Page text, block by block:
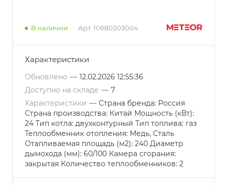
В наличии Арт. 10680203004
Характеристики
Обновлено — 12.02.2026 12:55:36
Доступно на складе — 7
Характеристики — Страна бренда: Россия
Страна производства: Китай Мощность (кВт):
24 Тип котла: двухконтурный Тип топлива: газ
Теплообменник отопления: Медь, Сталь
Отапливаемая площадь (м2): 240 Диаметр
дымохода (мм): 60/100 Камера сгорания:
закрытая Количество теплообменников: 2